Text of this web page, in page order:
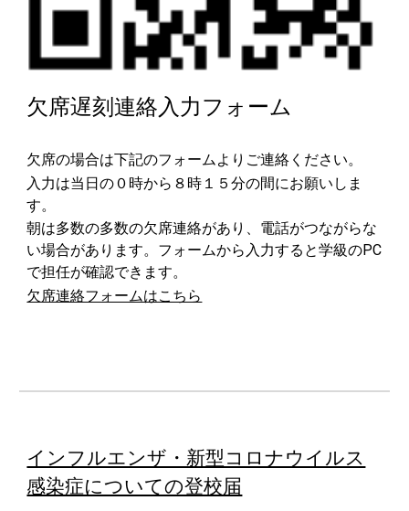
欠席遅刻連絡入力フォーム
欠席の場合は下記のフォームよりご連絡ください。
入力は当日の０時から８時１５分の間にお願いしま
す。
朝は多数の多数の欠席連絡があり、電話がつながらな
い場合があります。フォームから入力すると学級のPC
で担任が確認できます。
欠席連絡フォームはこちら
インフルエンザ・新型コロナウイルス
感染症についての登校届